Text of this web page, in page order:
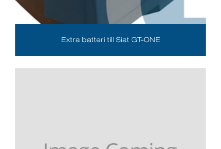
Extra batteri till Siat GT-ONE